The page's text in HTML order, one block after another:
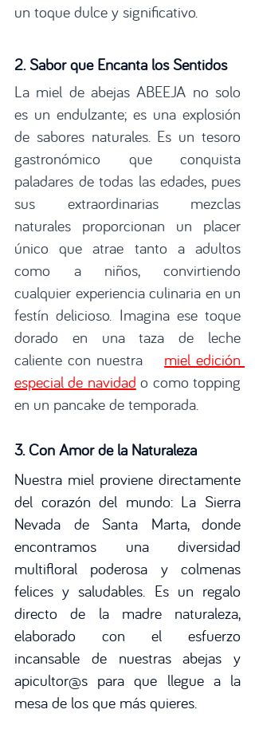
un toque dulce y significativo.
2. Sabor que Encanta los Sentidos
La miel de abejas ABEEJA no solo
es un endulzante; es una explosión
de sabores naturales. Es un tesoro
gastronómico que conquista
paladares de todas las edades, pues
sus extraordinarias mezclas
naturales proporcionan un placer
único que atrae tanto a adultos
como a niños, convirtiendo
cualquier experiencia culinaria en un
festín delicioso. Imagina ese toque
dorado en una taza de leche
caliente con nuestra
miel edición
especial de navidad o como topping
en un pancake de temporada.
3. Con Amor de la Naturaleza
Nuestra miel proviene directamente
del corazón del mundo: La Sierra
Nevada de Santa Marta, donde
encontramos una diversidad
multifloral poderosa y colmenas
felices y saludables. Es un regalo
directo de la madre naturaleza,
elaborado con el esfuerzo
incansable de nuestras abejas y
apicultor@s para que llegue a la
mesa de los que más quieres.